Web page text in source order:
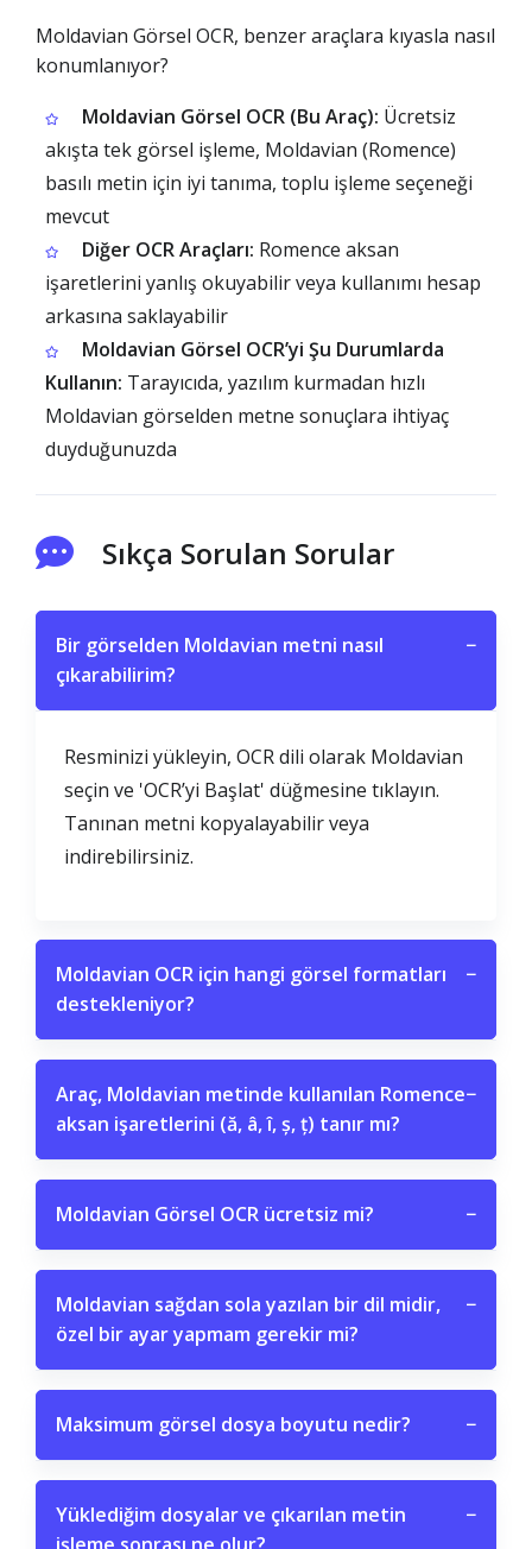
Moldavian Görsel OCR, benzer araçlara kıyasla nasıl
konumlanıyor?
Moldavian Görsel OCR (Bu Araç): Ücretsiz
akışta tek görsel işleme, Moldavian (Romence)
basılı metin için iyi tanıma, toplu işleme seçeneği
mevcut
Diğer OCR Araçları: Romence aksan
işaretlerini yanlış okuyabilir veya kullanımı hesap
arkasına saklayabilir
Moldavian Görsel OCR’yi Şu Durumlarda
Kullanın: Tarayıcıda, yazılım kurmadan hızlı
Moldavian görselden metne sonuçlara ihtiyaç
duyduğunuzda
Sıkça Sorulan Sorular
Bir görselden Moldavian metni nasıl
çıkarabilirim?
−
Resminizi yükleyin, OCR dili olarak Moldavian
seçin ve 'OCR’yi Başlat' düğmesine tıklayın.
Tanınan metni kopyalayabilir veya
indirebilirsiniz.
Moldavian OCR için hangi görsel formatları
destekleniyor?
−
Araç, Moldavian metinde kullanılan Romence
aksan işaretlerini (ă, â, î, ș, ț) tanır mı?
−
Moldavian Görsel OCR ücretsiz mi? −
Moldavian sağdan sola yazılan bir dil midir,
özel bir ayar yapmam gerekir mi?
−
Maksimum görsel dosya boyutu nedir? −
Yüklediğim dosyalar ve çıkarılan metin
−